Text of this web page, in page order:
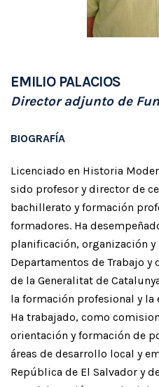
EMILIO PALACIOS
Director adjunto de
BIOGRAFÍA
Licenciado en Historia
sido profesor y director de
bachillerato y formación
formadores. Ha
planificación, organización y
Departamentos de Trabajo
de la Generalitat de
la formación profesional y la
Ha trabajado, como
orientación y formación de
áreas de desarrollo local y
República de El Salvador y